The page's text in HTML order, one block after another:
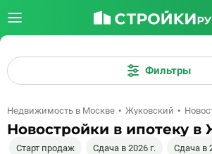
Фильтры
Недвижимость в Москве Жуковский
Новостройки в ипотеку в
Старт продаж Сдача в 2026 г. Сдача в